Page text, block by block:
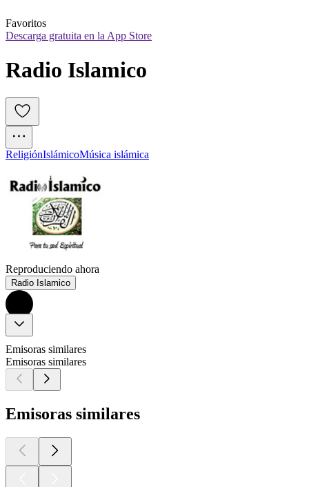
Favoritos
Descarga gratuita en la App Store
Radio Islamico
ReligiónIslámicoMúsica islámica
Reproduciendo ahora
Radio Islamico
Emisoras similares
Emisoras similares
Emisoras similares